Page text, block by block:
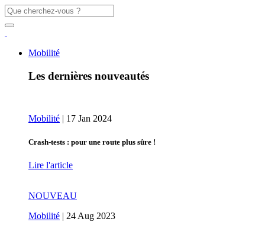
Mobilité
Les dernières nouveautés
Mobilité | 17 Jan 2024
Crash-tests : pour une route plus sûre !
Lire l'article
NOUVEAU
Mobilité | 24 Aug 2023